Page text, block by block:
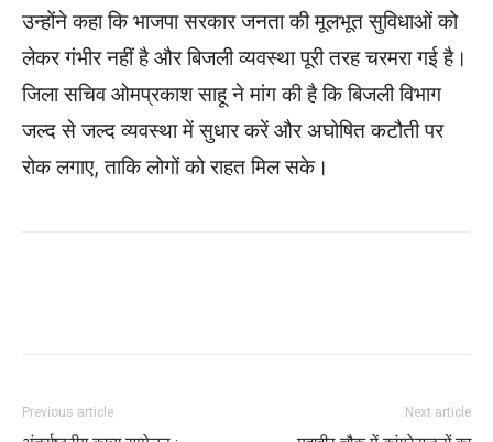
उन्होंने कहा कि भाजपा सरकार जनता की मूलभूत सुविधाओं को
लेकर गंभीर नहीं है और बिजली व्यवस्था पूरी तरह चरमरा गई है।
जिला सचिव ओमप्रकाश साहू ने मांग की है कि बिजली विभाग
जल्द से जल्द व्यवस्था में सुधार करें और अघोषित कटौती पर
रोक लगाए, ताकि लोगों को राहत मिल सके।
Previous article Next article